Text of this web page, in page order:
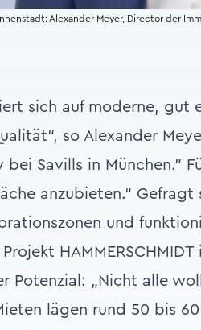
Alexander Meyer, Director der
sich auf moderne,
so Alexander
Savills in München."
anzubieten.“
und
Potenzial: „Nicht alle
lägen rund 50 bis